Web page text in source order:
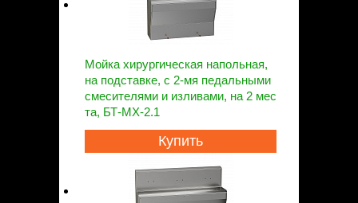
Мойка хирургическая напольная,
на подставке, с 2-мя педальными
смесителями и изливами, на 2 мес
та, БТ-МХ-2.1
Купить